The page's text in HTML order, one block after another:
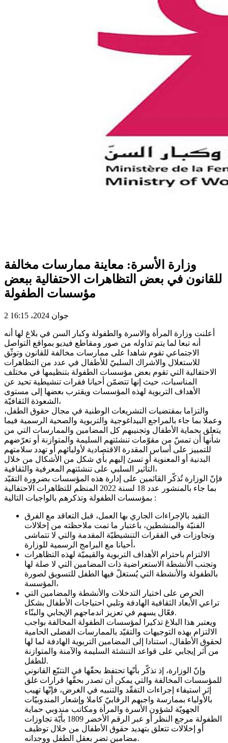
وزارة الأسرة: معاينة ممارسات مخالفة
للقانون في بعض التظاهرات الاحتفالية ببعض
مؤسسات الطفولة
2 جوان 2024، 16:15
أعلنت وزارة المرأة والاسرة والطفولة وكبار السن في بلاغ لها أنه
أنه تبعا لما يتم تداوله من صور ومقاطع فيديو بمواقع التواصل
الاجتماعي تقوم شاهدا على ممارسات مخالفة للقانون وتوثّق
للاستغلال والاشراك السلبيّ للأطفال في عدد من التظاهرات
الاحتفالية التي تقوم بعض مؤسسات الطفولة بتنظيمها في مختلف
المناسبات، حيث إنها تتضمّن أحيانا فقرات تنشيطية تحيد عن
الأهداف التربوية لهذه المؤسسات ويقترب بعضها إلى مستوى
الشعوذة الثقافيّة،
والتزاما بمقتضيات التشريعات الوطنية في مجال حقوق الطفل،
وعملا بما جاء بالمراجع البيداغوجية والتربوية والصحية الرسمية فيما
يتعلق بحماية الأطفال وتجنيبهم كل المضامين والممارسات التي من
شأنها أن تمسّ من مقوّمات تنشئتهم السليمة والمتوازنة أو تعرّضهم
للتمييز على أساس المقدرة الاقتصادية لأوليائهم أو تهدد سلامتهم
البدنية أو المعنوية أو تسئ إليهم بأي شكل من الأشكال من خلال
التأثير السلبي على تنشئتهم المعرفية والثقافية،
فإنّ الوزارة تُذكّر القائمين على إدارة هذه المؤسسات بضرورة التقيّد
بما جاء بالمنشور عدد 18 لسنة 2022 المنظم للتظاهرات الاحتفالية
بمؤسسات الطفولة وتذكرهم بالواجبات التالية :
التقيد بالإجراءات الجاري بها العمل، قبل التعاقد مع الفرق
الفنيّة والمنشطين، باعتبار ما تمت ملاحظته من إخلالات
وتجاوزات في الفقرات التنشيطيّة المقدمة والتي لا تتماشى
أحيانا مع البرامج الرسمية للوزارة،
الالتزام باحترام الأهداف التربوية والقيميّة لهذه التظاهرات
وتجنب الأنشطة الاستعراضية ذات المضامين التي لا صلة لها
بالطفولة والأنشطة التي يُستغلّ فيها الطفل للتسويق لصورة
المؤسسة،
الحرص على اختيار التدخلات والأنشطة والمضامين التي
تراعي الأبعاد الثقافية الهادفة وتلبي احتياجات الأطفال بشكل
فعّال يسهم في تعزيز اندماجهم الإيجابي والبنّاء.
ويعتبر هذا البلاغ تذكيرا لمؤسسات الطفولة المخالفة بواجب
الالتزام بهذه التوجيهات والتقيّد بالممارسات الفضلى الحامية
لحقوق الأطفال، استنادا إلى المضامين التربوية الهادفة لما لها
من أثر إيجابي على قواعد التنشئة السليمة والآمنة والمتوازنة
للطفل.
وإنّ الوزارة، إذ تذكّر بأنّها تحتفظ بحقّها في التتبّع القانوني
للمؤسسات المخالفة والتي يمكن أن تصدر بحقّها قرارات غلق
إثر استيفاء إجراءات التفقّد والتنبيه في الغرض، فإنّها تهيب
بالأولياء بممارسة واجبهم الرقابيّ كاملا وإشعار المندوبيّات
الجهويّة لشؤون الأسرة والمرأة ومكاتب مندوبي حماية
الطفولة مرجع النظر أو عبر الرقم الأخضر 1809 بأيّة تجاوزات
أو إخلالات تتعلق بتهديد حقوق الأطفال من خلال توظيف
مضامين تضر بعقل الطفل ووجدانه.